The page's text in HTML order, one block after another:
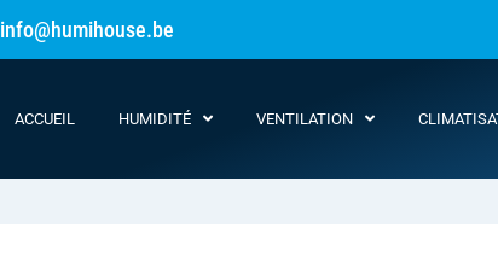
info@humihouse.be
ACCUEIL HUMIDITÉ VENTILATION